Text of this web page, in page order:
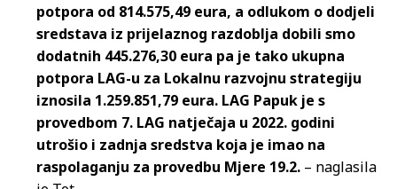
potpora od 814.575,49 eura, a odlukom o dodjeli
sredstava iz prijelaznog razdoblja dobili smo
dodatnih 445.276,30 eura pa je tako ukupna
potpora LAG-u za Lokalnu razvojnu strategiju
iznosila 1.259.851,79 eura. LAG Papuk je s
provedbom 7. LAG natječaja u 2022. godini
utrošio i zadnja sredstva koja je imao na
raspolaganju za provedbu Mjere 19.2. – naglasila